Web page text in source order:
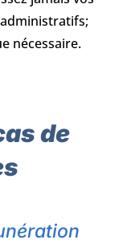
nécessaire.
de